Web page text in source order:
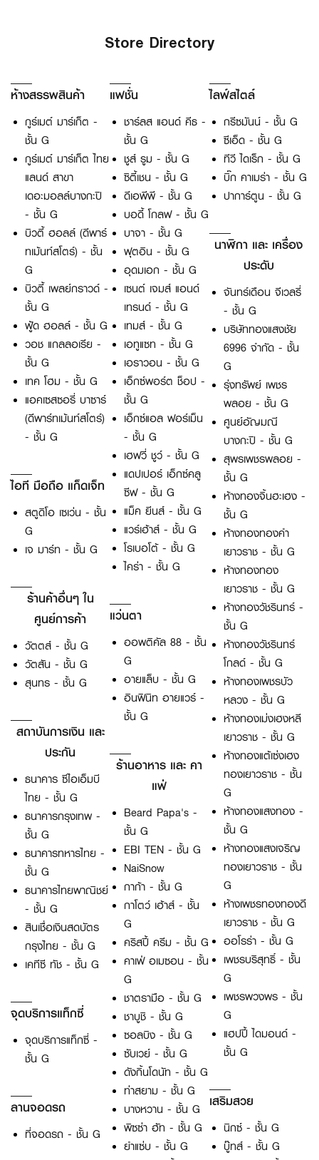
Store Directory
ห้างสรรพสินค้า
กูร์เมต์ มาร์เก็ต -
ชั้น G
กูร์เมต์ มาร์เก็ต ไทย
แลนด์ สาขา
เดอะมอลล์บางกะปิ
- ชั้น G
บิวตี้ ฮอลล์ (ดีพาร์
ทเม้นท์สโตร์) - ชั้น
G
บิวตี้ เพลย์กราวด์ -
ชั้น G
ฟู้ด ฮอลล์ - ชั้น G
วอช แกลลอเรีย -
ชั้น G
เทค โฮม - ชั้น G
แอคเซสซอรี่ บาซาร์
(ดีพาร์ทเม้นท์สโตร์)
- ชั้น G
ไอที มือถือ แก็ดเจ็ท
สตูดิโอ เซเว่น - ชั้น
G
เจ มาร์ท - ชั้น G
ร้านค้าอื่นๆ ใน
ศูนย์การค้า
วัตตส์ - ชั้น G
วัตสัน - ชั้น G
สุนทร - ชั้น G
สถาบันการเงิน และ
ประกัน
ธนาคาร ซีไอเอ็มบี
ไทย - ชั้น G
ธนาคารกรุงเทพ -
ชั้น G
ธนาคารทหารไทย -
ชั้น G
ธนาคารไทยพาณิชย์
- ชั้น G
สินเชื่อเงินสดบัตร
กรุงไทย - ชั้น G
เคทีซี ทัช - ชั้น G
จุดบริการแท็กซี่
จุดบริการแท็กซี่ -
ชั้น G
ลานจอดรถ
ที่จอดรถ - ชั้น G
แฟชั่น
ชาร์ลส แอนด์ คีธ -
ชั้น G
ชูส์ รูม - ชั้น G
ซิตี้เชน - ชั้น G
ดีเอพีพี - ชั้น G
บอดี้ โกลฟ - ชั้น G
บาจา - ชั้น G
ฟุตอิน - ชั้น G
อุดมเอก - ชั้น G
เซนต์ เจมส์ แอนด์
เทรนด์ - ชั้น G
เทมส์ - ชั้น G
เอทูแซท - ชั้น G
เอราวอน - ชั้น G
เอ็กซ์พอร์ต ช็อป -
ชั้น G
เอ็กซ์แอล ฟอร์เม็น
- ชั้น G
เฮฟวี่ ชูว์ - ชั้น G
แดปเปอร์ เอ็กซ์คลู
ซีฟ - ชั้น G
แม็ค ยีนส์ - ชั้น G
แวร์เฮ้าส์ - ชั้น G
โรเบอโต้ - ชั้น G
ไคร่า - ชั้น G
แว่นตา
ออพติคัล 88 - ชั้น
G
อายแล็บ - ชั้น G
อินฟินิท อายแวร์ -
ชั้น G
ร้านอาหาร และ คา
แฟ่
Beard Papa's -
ชั้น G
EBI TEN - ชั้น G
NaiSnow
กาก้า - ชั้น G
กาโตว์ เฮ้าส์ - ชั้น
G
คริสปี้ ครีม - ชั้น G
คาเฟ่ อเมซอน - ชั้น
G
ชาตรามือ - ชั้น G
ชาบูชิ - ชั้น G
ซอลบิง - ชั้น G
ซับเวย์ - ชั้น G
ดังกิ้นโดนัท - ชั้น G
ท่าสยาม - ชั้น G
บางหวาน - ชั้น G
พิซซ่า ฮัท - ชั้น G
ยำแซ่บ - ชั้น G
ไลฟ์สไตล์
กรีซมันน์ - ชั้น G
ซีเอ็ด - ชั้น G
ทีวี ไดเร็ก - ชั้น G
บิ๊ก คาเมร่า - ชั้น G
ปาการ์ตูน - ชั้น G
นาฬิกา และ เครื่อง
ประดับ
จันทร์เดือน จีเวลรี่
- ชั้น G
บริษัททองแสงชัย
6996 จำกัด - ชั้น
G
รุ่งทรัพย์ เพชร
พลอย - ชั้น G
ศูนย์อัญมณี
บางกะปิ - ชั้น G
สุพรเพชรพลอย -
ชั้น G
ห้างทองจิ้นฮะเฮง -
ชั้น G
ห้างทองทองคำ
เยาวราช - ชั้น G
ห้างทองทอง
เยาวราช - ชั้น G
ห้างทองวัชรินทร์ -
ชั้น G
ห้างทองวัชรินทร์
โกลด์ - ชั้น G
ห้างทองเพชรบัว
หลวง - ชั้น G
ห้างทองเม่งเฮงหลี
เยาวราช - ชั้น G
ห้างทองแต้เซ่งเฮง
ทองเยาวราช - ชั้น
G
ห้างทองแสงทอง -
ชั้น G
ห้างทองแสงเจริญ
ทองเยาวราช - ชั้น
G
ห้างเพชรทองทองดี
เยาวราช - ชั้น G
ออโรร่า - ชั้น G
เพชรบริสุทธิ์ - ชั้น
G
เพชรพวงพร - ชั้น
G
แฮปปี้ ไดมอนด์ -
ชั้น G
เสริมสวย
นิกซ์ - ชั้น G
บู๊ทส์ - ชั้น G